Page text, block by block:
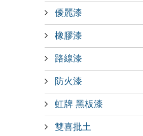
優麗漆
橡膠漆
路線漆
防火漆
虹牌 黑板漆
雙喜批土